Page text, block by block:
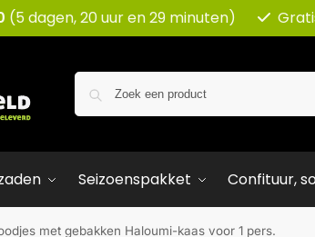
(5 dagen, 20 uur en 29 minuten)
Seizoenspakket Confituur,
met gebakken Haloumi-kaas voor 1 pers.